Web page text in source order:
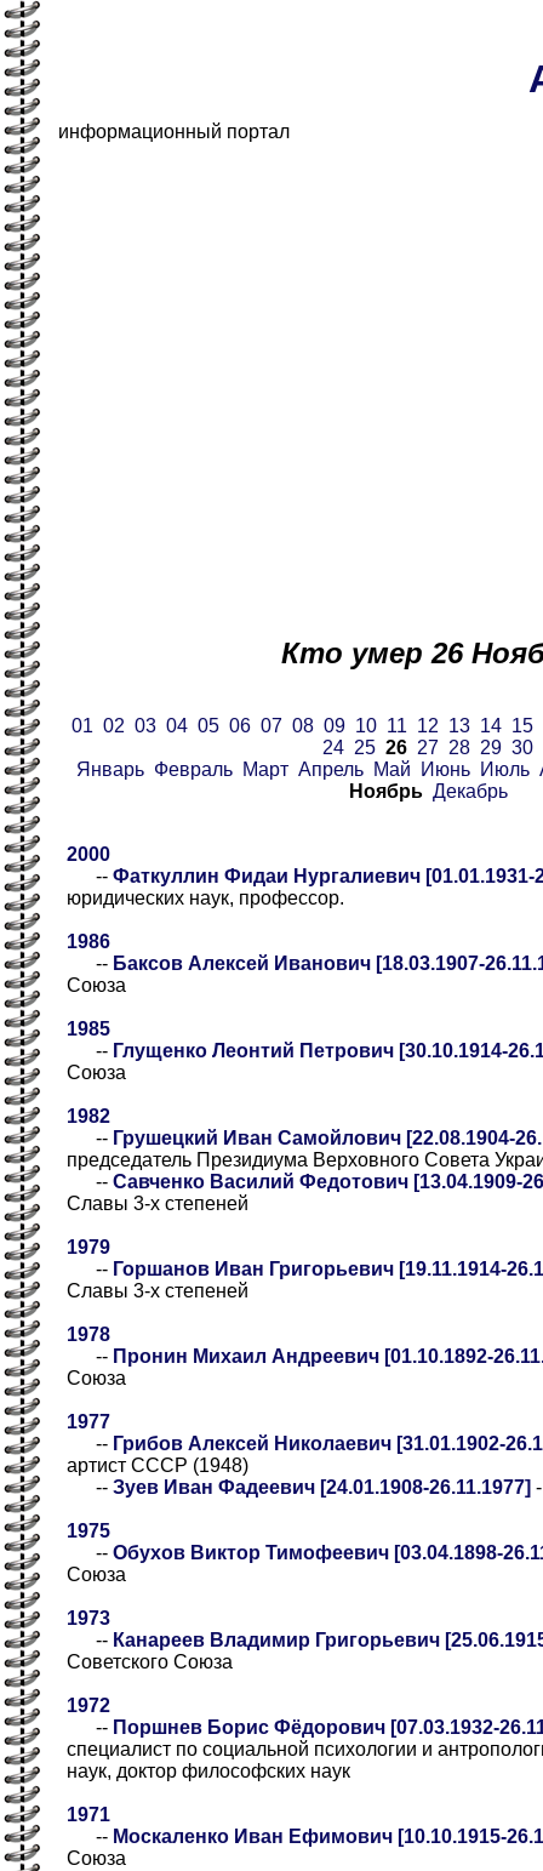
информационный портал
Кто умер 26
01 02 03 04 05 06 07 08 09 10 11 12 13 14 15
24 25 26 27 28 29 30
Январь Февраль Март Апрель Май Июнь Июль
Ноябрь Декабрь
2000
-- Фаткуллин Фидаи Нургалиевич [01.01.1931-
юридических наук, профессор.
1986
-- Баксов Алексей Иванович [18.03.1907-
Союза
1985
-- Глущенко Леонтий Петрович [30.10.1914-
Союза
1982
-- Грушецкий Иван Самойлович [22.08.1904-
председатель Президиума Верховного Совета
-- Савченко Василий Федотович [13.04.1909-
Славы 3-х степеней
1979
-- Горшанов Иван Григорьевич [19.11.1914-
Славы 3-х степеней
1978
-- Пронин Михаил Андреевич [01.10.1892-
Союза
1977
-- Грибов Алексей Николаевич [31.01.1902-
артист СССР (1948)
-- Зуев Иван Фадеевич [24.01.1908-26.11.1977]
1975
-- Обухов Виктор Тимофеевич [03.04.1898-
Союза
1973
-- Канареев Владимир Григорьевич
Советского Союза
1972
-- Поршнев Борис Фёдорович [07.03.1932-
специалист по социальной психологии и
наук, доктор философских наук
1971
-- Москаленко Иван Ефимович [10.10.1915-
Союза